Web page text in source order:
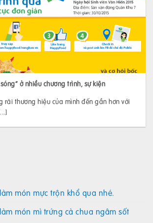
món mực trộn khổ qua nhé.
món mì trứng cà chua ngâm sốt
ở nhiều chương trình, sự kiện
rãi thương hiệu của mình đến gần hơn với